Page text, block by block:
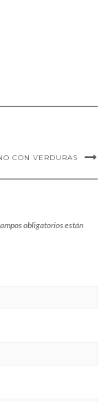
CON VERDURAS
obligatorios están